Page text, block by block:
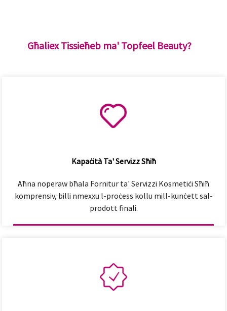
Għaliex Tissieħeb ma' Topfeel Beauty?
Kapaċità Ta' Servizz Sħiħ
Aħna noperaw bħala Fornitur ta' Servizzi Kosmetiċi Sħiħ
komprensiv, billi nmexxu l-proċess kollu mill-kunċett sal-
prodott finali.